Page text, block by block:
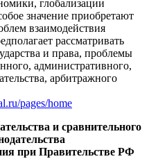
глобализации
значение приобретают
взаимодействия
рассматривать
и права, проблемы
административного,
арбитражного
pages/home
и сравнительного
при Правительстве РФ